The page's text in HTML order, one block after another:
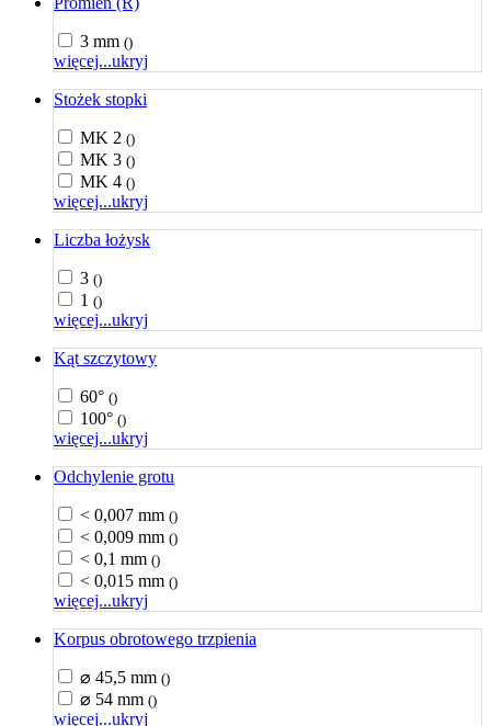
3 mm ()
więcej...ukryj
Stożek stopki
MK 2 ()
MK 3 ()
MK 4 ()
więcej...ukryj
Liczba łożysk
3 ()
1 ()
więcej...ukryj
Kąt szczytowy
60° ()
100° ()
więcej...ukryj
Odchylenie grotu
< 0,007 mm ()
< 0,009 mm ()
< 0,1 mm ()
< 0,015 mm ()
więcej...ukryj
Korpus obrotowego trzpienia
⌀ 45,5 mm ()
⌀ 54 mm ()
więcej...ukryj